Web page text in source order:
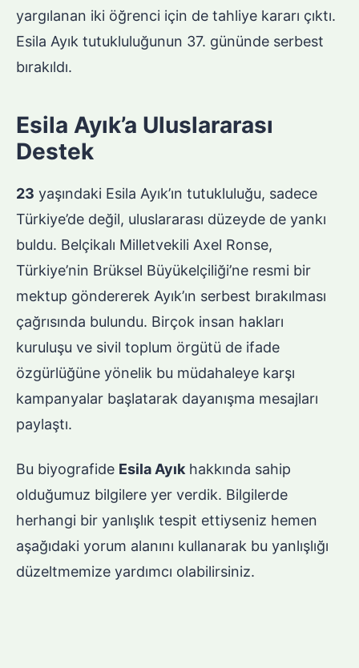
yargılanan iki öğrenci için de tahliye kararı çıktı.
Esila Ayık tutukluluğunun 37. gününde serbest
bırakıldı.
Esila Ayık’a Uluslararası
Destek
23 yaşındaki Esila Ayık’ın tutukluluğu, sadece
Türkiye’de değil, uluslararası düzeyde de yankı
buldu. Belçikalı Milletvekili Axel Ronse,
Türkiye’nin Brüksel Büyükelçiliği’ne resmi bir
mektup göndererek Ayık’ın serbest bırakılması
çağrısında bulundu. Birçok insan hakları
kuruluşu ve sivil toplum örgütü de ifade
özgürlüğüne yönelik bu müdahaleye karşı
kampanyalar başlatarak dayanışma mesajları
paylaştı.
Bu biyografide Esila Ayıkhakkında sahip
olduğumuz bilgilere yer verdik. Bilgilerde
herhangi bir yanlışlık tespit ettiyseniz hemen
aşağıdaki yorum alanını kullanarak bu yanlışlığı
düzeltmemize yardımcı olabilirsiniz.